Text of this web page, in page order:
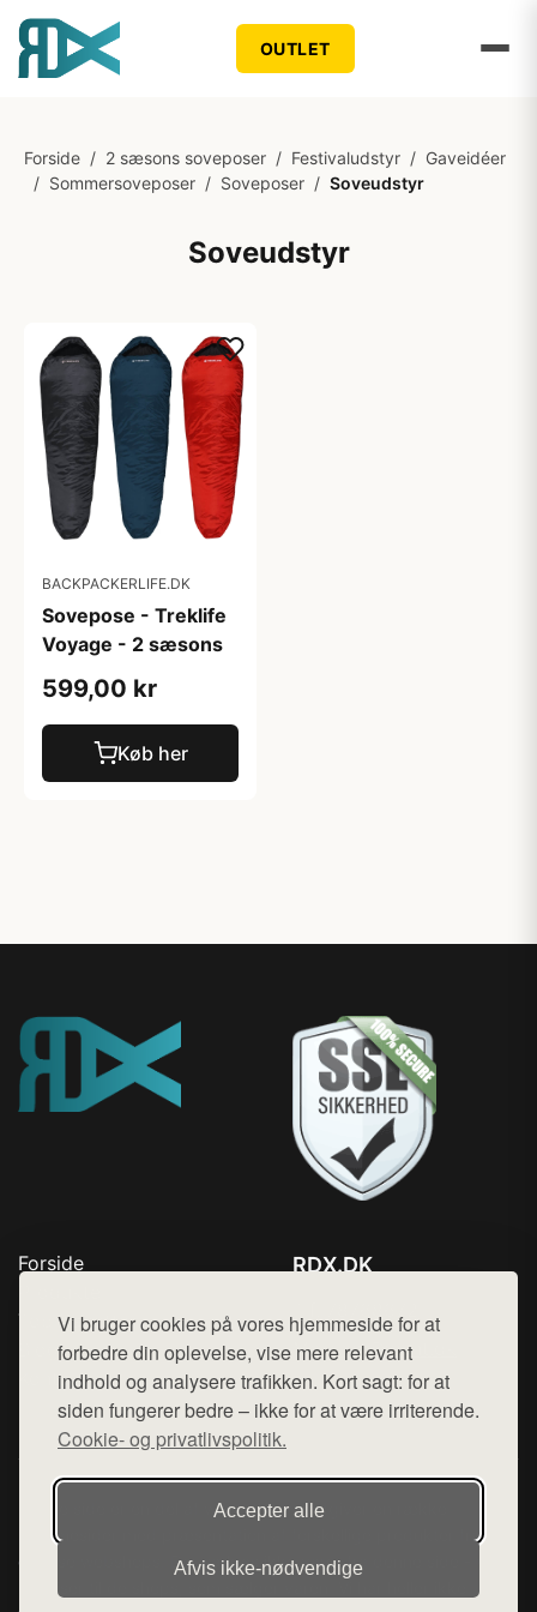
Vi bruger cookies på vores hjemmeside for at
forbedre din oplevelse, vise mere relevant
indhold og analysere trafikken. Kort sagt: for at
siden fungerer bedre – ikke for at være irriterende.
Cookie- og privatlivspolitik.
Accepter alle
Afvis ikke‑nødvendige
OUTLET
Forside / 2 sæsons soveposer / Festivaludstyr / Gaveidéer
/ Sommersoveposer / Soveposer / Soveudstyr
Soveudstyr
BACKPACKERLIFE.DK
Sovepose - Treklife
Voyage - 2 sæsons
599,00 kr
Køb her
Forside
Top Rabatter
Blog
Kontakt
RDX.DK
Mail: hej@want.dk
Cookie- og privatlivspolitik
Denne side er en del af want.dk, der udgiver en række
hjemmesider med præsentation af forskellige produkter fra
diverse webshops. Der sælges ikke varer fra denne side - vi
henviser til de shops, som sælger varen. Vi har heller ikke